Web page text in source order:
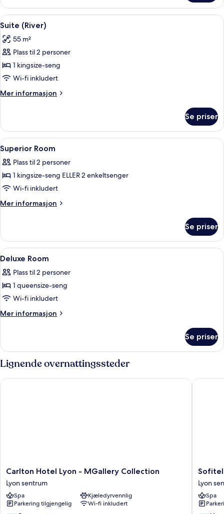
–
junior
(River)
Åpne
alle
bildene
av
Suite
(River)
Suite (River) | Minibar (inkludert),
11
Suite (River)
55 m²
Plass til 2 personer
1 kingsize-seng
Wi-fi inkludert
Mer informasjon
Mer
(River)
Se priser
Åpne
alle
bildene
av
Superior
Room
Minibar (inkludert), safe på rommet,
5
Superior Room
Plass til 2 personer
1 kingsize-seng ELLER 2 enkeltsenger
Wi-fi inkludert
Mer informasjon
Mer
Room
Se priser
Åpne
alle
bildene
av
Deluxe
Room
Minibar (inkludert), safe på rommet,
5
Deluxe Room
Plass til 2 personer
1 queensize-seng
Wi-fi inkludert
Mer informasjon
Mer
Room
Se priser
Lignende overnattingssteder
Carlton
Hotel
Lyon
-
MGallery
Carlton Hotel Lyon - MGallery Collection
Lyon sentrum
Spa
Kjæledyrvennlig
Parkering tilgjengelig
Wi-fi inkludert
Carlton Hotel Lyon - MGallery Collection
Sofitel
Lyon
Lyon
sentrum
Sofitel
Lyon
Spa
Sofitel